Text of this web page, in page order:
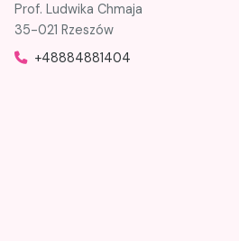
Prof. Ludwika Chmaja
35-021 Rzeszów
+48884881404